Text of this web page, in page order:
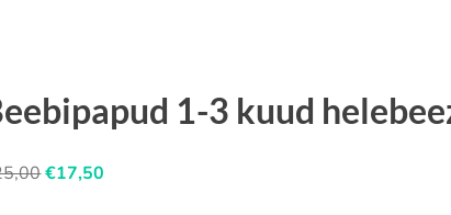
1-3 kuud
Algne
€17,50